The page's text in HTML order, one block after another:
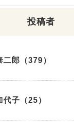
投稿者
二郎（379）
代子（25）